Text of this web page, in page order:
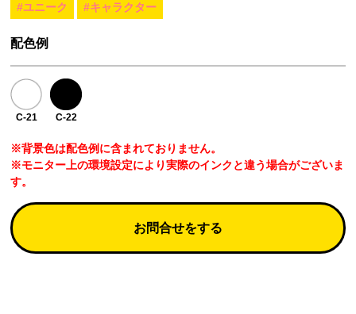
#ユニーク #キャラクター
配色例
C-21 C-22
※背景色は配色例に含まれておりません。
※モニター上の環境設定により実際のインクと違う場合がございま
す。
お問合せをする